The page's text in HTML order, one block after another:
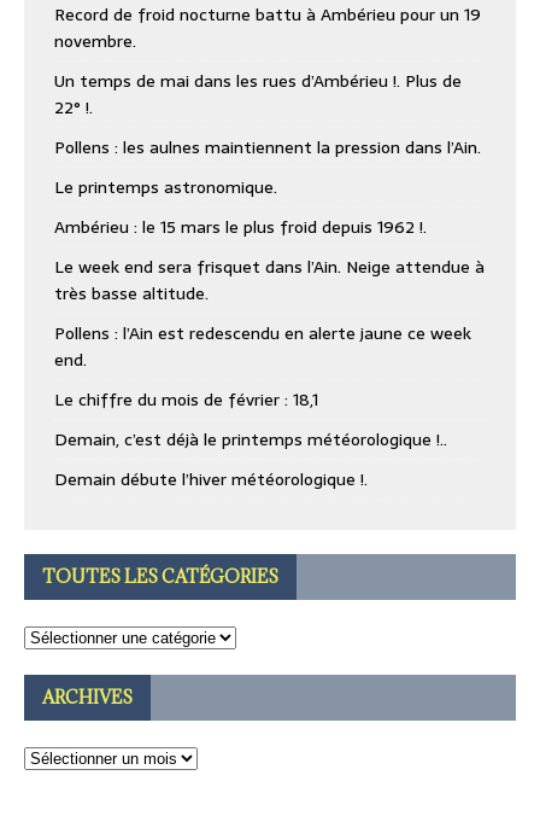
Record de froid nocturne battu à Ambérieu pour un 19
novembre.
Un temps de mai dans les rues d’Ambérieu !. Plus de
22° !.
Pollens : les aulnes maintiennent la pression dans l’Ain.
Le printemps astronomique.
Ambérieu : le 15 mars le plus froid depuis 1962 !.
Le week end sera frisquet dans l’Ain. Neige attendue à
très basse altitude.
Pollens : l’Ain est redescendu en alerte jaune ce week
end.
Le chiffre du mois de février : 18,1
Demain, c’est déjà le printemps météorologique !..
Demain débute l’hiver météorologique !.
TOUTES LES CATÉGORIES
ARCHIVES